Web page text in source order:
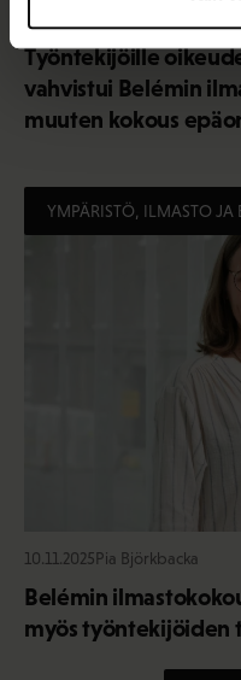
Työntekijöille
vahvistui Belémin
muuten kokous
YMPÄRISTÖ, ILMASTO JA
10.11.2025Pia Björkbacka
Belémin
myös työntekijöiden